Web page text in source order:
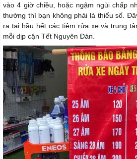
vào 4 giờ chiều, hoặc ngậm ngùi chấp
thường thì bạn không phải là thiểu số.
ra tại hầu hết các tiệm rửa xe và trung
mỗi dịp cận Tết Nguyên Đán.